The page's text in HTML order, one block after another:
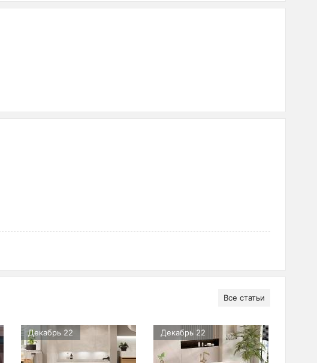
Все статьи
Декабрь 22 Декабрь 22